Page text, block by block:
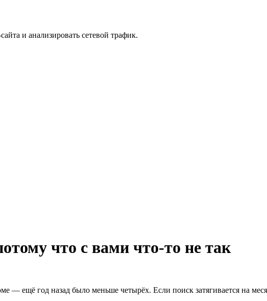
и анализировать сетевой трафик.
что с вами что-то не так
— ещё год назад было меньше четырёх. Если поиск затягивается на